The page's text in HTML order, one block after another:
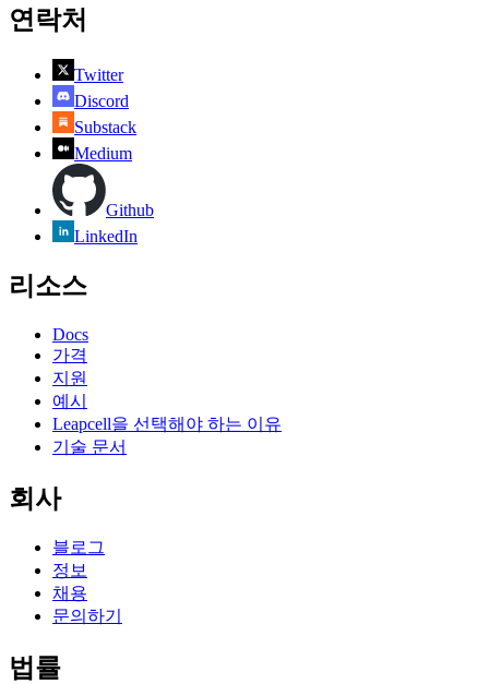
연락처
Twitter
Discord
Substack
Medium
Github
LinkedIn
리소스
Docs
가격
지원
예시
Leapcell을 선택해야 하는 이유
기술 문서
회사
블로그
정보
채용
문의하기
법률